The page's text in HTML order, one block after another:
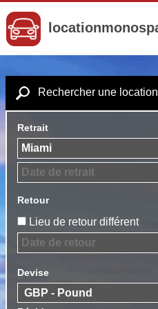
Rechercher une
Retrait
Retour
Lieu de retour différent
Devise